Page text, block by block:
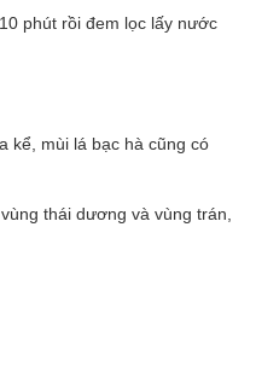
phút rồi đem lọc lấy nước
kể, mùi lá bạc hà cũng có
thái dương và vùng trán,